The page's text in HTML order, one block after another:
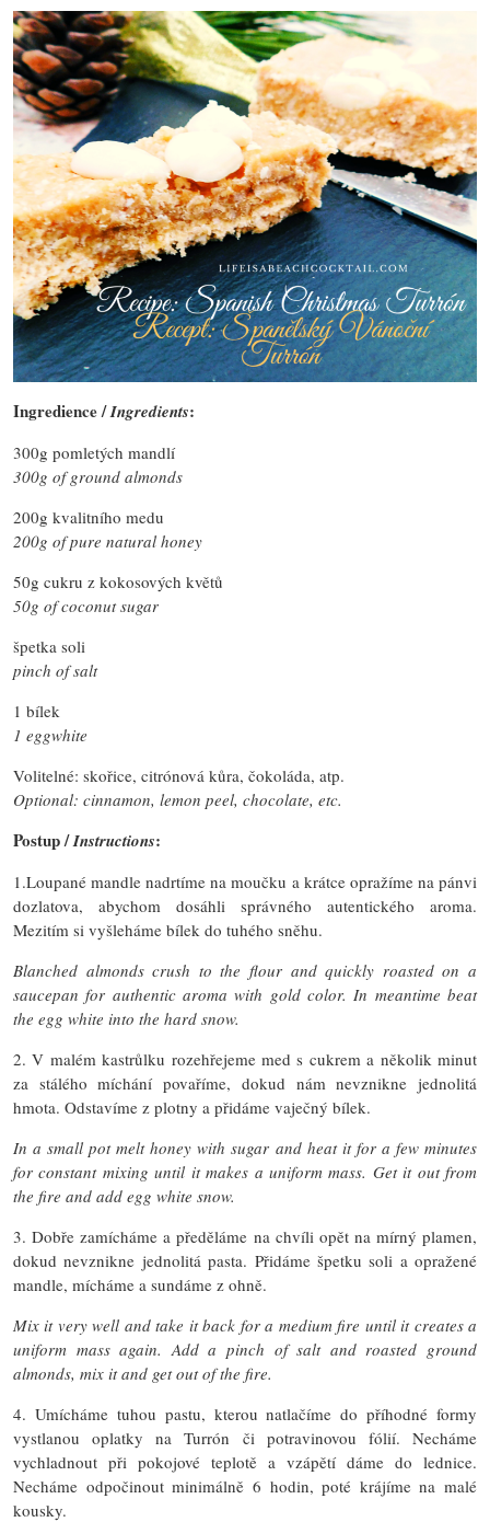
Ingredience /Ingredients:
300g pomletých mandlí
300g of ground almonds
200g kvalitního medu
200g of pure natural honey
50g cukru z kokosových květů
50g of coconut sugar
špetka soli
pinch of salt
1 bílek
1 eggwhite
Volitelné: skořice, citrónová kůra, čokoláda, atp.
Optional: cinnamon, lemon peel, chocolate, etc.
Postup /Instructions:
1.Loupané mandle nadrtíme na moučku a krátce opražíme na pánvi
dozlatova, abychom dosáhli správného autentického aroma.
Mezitím si vyšleháme bílek do tuhého sněhu.
Blanched almonds crush to the flour and quickly roasted on a
saucepan for authentic aroma with gold color. In meantime beat
the egg white into the hard snow.
2. V malém kastrůlku rozehřejeme med s cukrem a několik minut
za stálého míchání povaříme, dokud nám nevznikne jednolitá
hmota. Odstavíme z plotny a přidáme vaječný bílek.
In a small pot melt honey with sugar and heat it for a few minutes
for constant mixing until it makes a uniform mass. Get it out from
the fire and add egg white snow.
3. Dobře zamícháme a předěláme na chvíli opět na mírný plamen,
dokud nevznikne jednolitá pasta. Přidáme špetku soli a opražené
mandle, mícháme a sundáme z ohně.
Mix it very well and take it back for a medium fire until it creates a
uniform mass again. Add a pinch of salt and roasted ground
almonds, mix it and get out of the fire.
4. Umícháme tuhou pastu, kterou natlačíme do příhodné formy
vystlanou oplatky na Turrón či potravinovou fólií. Necháme
vychladnout při pokojové teplotě a vzápětí dáme do lednice.
Necháme odpočinout minimálně 6 hodin, poté krájíme na malé
kousky.